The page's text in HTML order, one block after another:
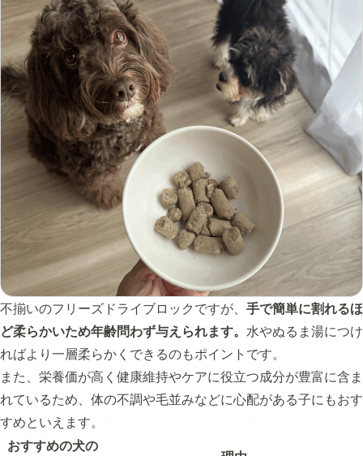
不揃いのフリーズドライブロックですが、 手で簡単に割れるほ
ど柔らかいため年齢問わず与えられます。 水やぬるま湯につけ
ればより一層柔らかくできるのもポイントです。
また、栄養価が高く健康維持やケアに役立つ成分が豊富に含ま
れているため、体の不調や毛並みなどに心配がある子にもおす
すめといえます。
おすすめの犬の